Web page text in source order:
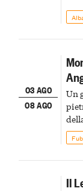
03 AGO
08 AGO
Un
Il